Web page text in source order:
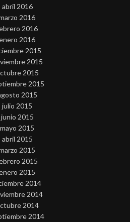
abril 2016
2016
2016
2016
2015
2015
2015
2015
2015
julio 2015
junio 2015
mayo 2015
abril 2015
2015
2015
2015
2014
2014
2014
2014